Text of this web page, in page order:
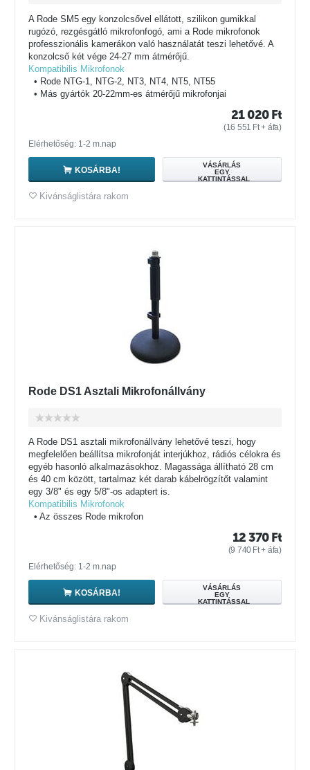
A Rode SM5 egy konzolcsővel ellátott, szilikon gumikkal
rugózó, rezgésgátló mikrofonfogó, ami a Rode mikrofonok
professzionális kamerákon való használatát teszi lehetővé. A
konzolcső két vége 24-27 mm átmérőjű.
Kompatibilis Mikrofonok
• Rode NTG-1, NTG-2, NT3, NT4, NT5, NT55
• Más gyártók 20-22mm-es átmérőjű mikrofonjai
21 020 Ft
(16 551 Ft+ áfa)
Elérhetőség: 1-2 m.nap
KOSÁRBA!
VÁSÁRLÁS
EGY
KATTINTÁSSAL
Kivánságlistára rakom
Rode DS1 Asztali Mikrofonállvány
A Rode DS1 asztali mikrofonállvány lehetővé teszi, hogy
megfelelően beállítsa mikrofonját interjúkhoz, rádiós célokra és
egyéb hasonló alkalmazásokhoz. Magassága állítható 28 cm
és 40 cm között, tartalmaz két darab kábelrögzítőt valamint
egy 3/8" és egy 5/8"-os adaptert is.
Kompatibilis Mikrofonok
• Az összes Rode mikrofon
12 370 Ft
(9 740 Ft+ áfa)
Elérhetőség: 1-2 m.nap
KOSÁRBA!
VÁSÁRLÁS
EGY
KATTINTÁSSAL
Kivánságlistára rakom